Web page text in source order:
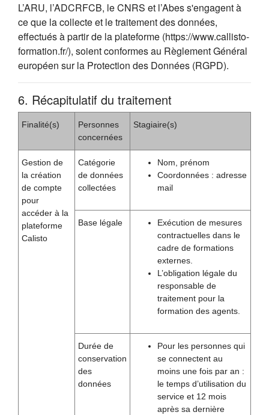
L’ARU, l’ADCRFCB, le CNRS et l’Abes s'engagent à
ce que la collecte et le traitement des données,
effectués à partir de la plateforme (https://www.callisto-
formation.fr/), soient conformes au Règlement Général
européen sur la Protection des Données (RGPD).
6. Récapitulatif du traitement
Finalité(s)
Personnes
concernées
Stagiaire(s)
Gestion de
la création
de compte
pour
accéder à la
plateforme
Calisto
Catégorie
de données
collectées
Nom, prénom
Coordonnées : adresse
mail
Base légale
Exécution de mesures
contractuelles dans le
cadre de formations
externes.
L’obligation légale du
responsable de
traitement pour la
formation des agents.
Durée de
conservation
des
données
Pour les personnes qui
se connectent au
moins une fois par an :
le temps d’utilisation du
service et 12 mois
après sa dernière